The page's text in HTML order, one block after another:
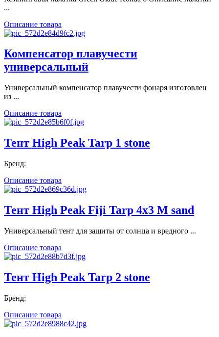
...
Описание товара
Компенсатор плавучести
универсальный
Универсальный компенсатор плавучести фонаря изготовлен
из ...
Описание товара
Тент High Peak Tarp 1 stone
Бренд:
Описание товара
Тент High Peak Fiji Tarp 4x3 M sand
Универсальный тент для защиты от солнца и вредного ...
Описание товара
Тент High Peak Tarp 2 stone
Бренд:
Описание товара